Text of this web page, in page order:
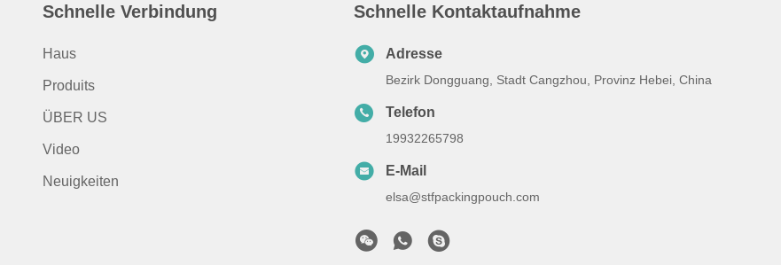
Schnelle Verbindung
Haus
Produits
ÜBER US
Video
Neuigkeiten
Schnelle Kontaktaufnahme
Adresse
Bezirk Dongguang, Stadt Cangzhou, Provinz Hebei, China
Telefon
19932265798
E-Mail
elsa@stfpackingpouch.com